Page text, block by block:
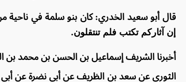
قال أبو سعيد الخدري: كان بنو سلمة في ناحية
إن آثاركم تكتب فلم تنتقلون.
أخبرنا الشريف إسماعيل بن الحسن بن محمد بن
الثوري عن سعد بن الظريف عن أبي نضرة عن